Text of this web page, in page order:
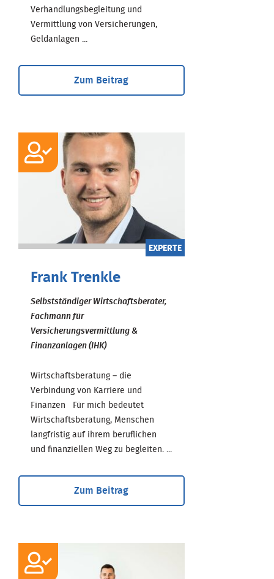
Verhandlungsbegleitung und
Vermittlung von Versicherungen,
Geldanlagen ...
Zum Beitrag
EXPERTE
Frank Trenkle
Selbstständiger Wirtschaftsberater,
Fachmann für
Versicherungsvermittlung &
Finanzanlagen (IHK)
Wirtschaftsberatung – die
Verbindung von Karriere und
Finanzen Für mich bedeutet
Wirtschaftsberatung, Menschen
langfristig auf ihrem beruflichen
und finanziellen Weg zu begleiten. ...
Zum Beitrag